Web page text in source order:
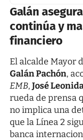
Galán
continúa y
financiero
El alcalde Mayor
Galán Pachón,
EMB, José
rueda de prensa
no implica una
que la Línea 2
banca